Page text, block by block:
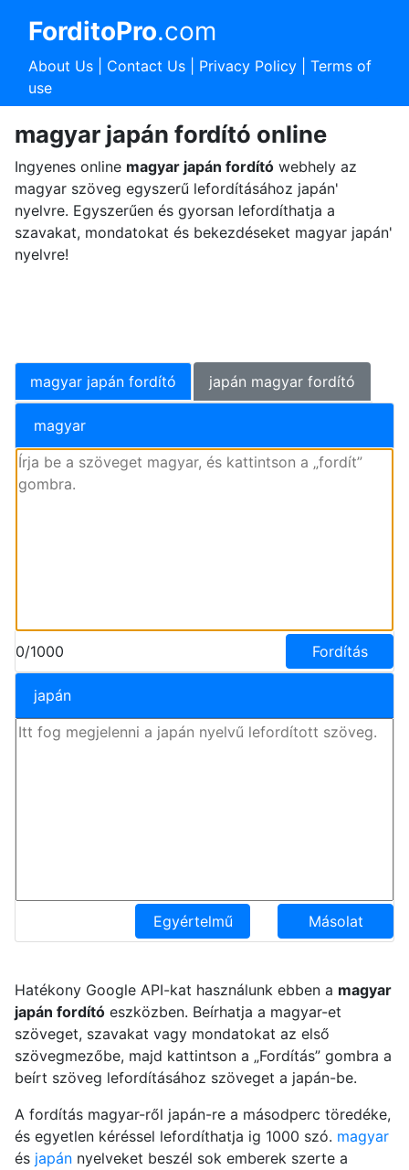
ForditoPro.com
About Us| Contact Us| Privacy Policy| Terms of
use
magyar japán fordító online
Ingyenes online magyar japán fordítówebhely az
magyar szöveg egyszerű lefordításához japán'
nyelvre. Egyszerűen és gyorsan lefordíthatja a
szavakat, mondatokat és bekezdéseket magyar japán'
nyelvre!
magyar japán fordító japán magyar fordító
magyar
0/1000 Fordítás
japán
Egyértelmű Másolat
Hatékony Google API-kat használunk ebben a magyar
japán fordítóeszközben. Beírhatja a magyar-et
szöveget, szavakat vagy mondatokat az első
szövegmezőbe, majd kattintson a „Fordítás” gombra a
beírt szöveg lefordításához szöveget a japán-be.
A fordítás magyar-ről japán-re a másodperc töredéke,
és egyetlen kéréssel lefordíthatja ig 1000 szó. magyar
és japánnyelveket beszél sok emberek szerte a